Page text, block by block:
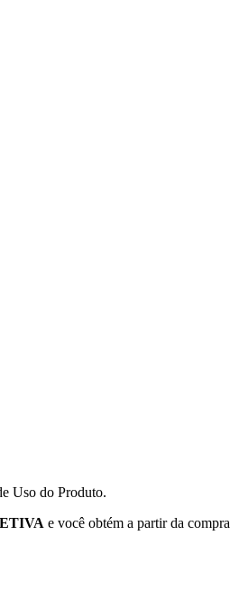
Uso do Produto.
e você obtém a partir da